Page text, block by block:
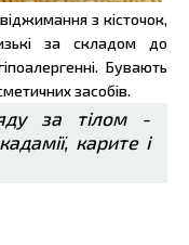
з кісточок,
за складом до
Бувають
засобів.
за тілом -
карите і